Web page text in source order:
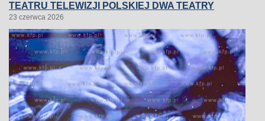
TEATRU TELEWIZJI POLSKIEJ DWA TEATRY
23 czerwca 2026